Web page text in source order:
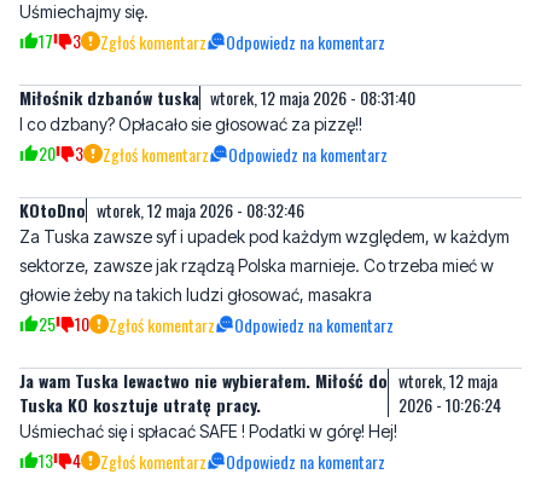
Uśmiechajmy się.
17 3 Zgłoś komentarz Odpowiedz na komentarz
Miłośnik dzbanów tuska wtorek, 12 maja 2026 - 08:31:40
I co dzbany? Opłacało sie głosować za pizzę!!
20 3 Zgłoś komentarz Odpowiedz na komentarz
KOtoDno wtorek, 12 maja 2026 - 08:32:46
Za Tuska zawsze syf i upadek pod każdym względem, w każdym
sektorze, zawsze jak rządzą Polska marnieje. Co trzeba mieć w
głowie żeby na takich ludzi głosować, masakra
25 10 Zgłoś komentarz Odpowiedz na komentarz
Ja wam Tuska lewactwo nie wybierałem. Miłość do
Tuska KO kosztuje utratę pracy.
wtorek, 12 maja
2026 - 10:26:24
Uśmiechać się i spłacać SAFE ! Podatki w górę! Hej!
13 4 Zgłoś komentarz Odpowiedz na komentarz